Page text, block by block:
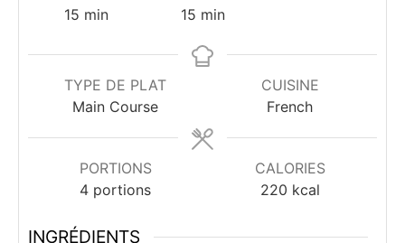
15minutes
min
15minutes
min
TYPE DE PLAT
Main Course
CUISINE
French
PORTIONS
4 portions
CALORIES
220 kcal
INGRÉDIENTS